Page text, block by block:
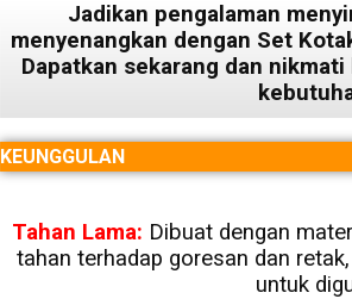
Jadikan pengalaman
menyenangkan dengan Set
Dapatkan sekarang dan
KEUNGGULAN
Tahan Lama: Dibuat dengan
tahan terhadap goresan dan
untuk